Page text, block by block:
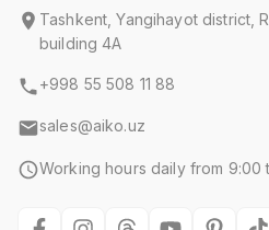
Tashkent, Yangihayot district,
building 4A
+998 55 508 11 88
sales@aiko.uz
Working hours daily from 9:00